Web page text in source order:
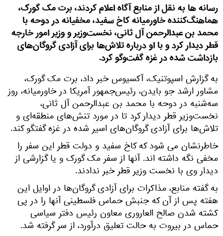
رسانه ها به نقل از منابع آگاه اعلام کردند، برت مک گورک،
هماهنگ‌کننده خاورمیانه کاخ سفید، مخفیانه در دوحه با
محمد بن عبدالرحمن آل ثانی، نخست‌وزیر و وزیر امور خارجه
قطر دیدار کرد و با او درباره تلاش‌ها برای آزادی گروگان‌های
بازداشت شده در غزه گفت‌وگو کرد.
به گزارش اسپوتنیک، آکسیوس خبر داد، برت مک گورک،
مشاور ارشد جو بایدن، رئیس‌جمهور آمریکا در خاورمیانه، روز
سه‌شنبه در دوحه با محمد بن عبدالرحمن آل ثانی،
نخست‌وزیر قطر دیدار کرد تا در مورد تنش‌های منطقه‌ای و
تلاش‌ها برای آزادی گروگان‌های اسیر شده در غزه گفتگو کند.
خاطرنشان می شود که کاخ سفید و دولت قطر این سفر را
مخفی نگه داشته اند. آنها از سفر مک گورک و یا گزارشی از
دیدار وی با نخست وزیر قطر خبر ندادند.
به گفته منابع، مذاکرات برای آزادی گروگان‌ها در اوایل این
هفته پس از آن که جنبش حماس فلسطینی آنها را در پی
کشته شدن صالح العاروری معاون رئیس دفتر سیاسی
حماس در بیروت به حالت تعلیق درآورد، از سر گرفته شد.